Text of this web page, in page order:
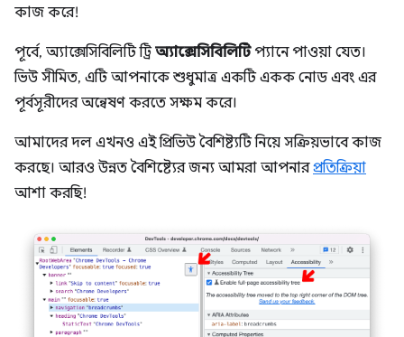
কাজ করে!
পূর্বে, অ্যাক্সেসিবিলিটি ট্রিঅ্যাক্সেসিবিলিটিপ্যানে পাওয়া যেত।
ভিউ সীমিত, এটি আপনাকে শুধুমাত্র একটি একক নোড এবং এর
পূর্বসূরীদের অন্বেষণ করতে সক্ষম করে।
আমাদের দল এখনও এই প্রিভিউ বৈশিষ্ট্যটি নিয়ে সক্রিয়ভাবে কাজ
করছে। আরও উন্নত বৈশিষ্ট্যের জন্য আমরা আপনারপ্রতিক্রিয়া
আশা করছি!